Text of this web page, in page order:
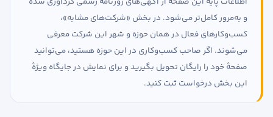
و به‌مرور کامل‌تر می‌شود. در بخش «شرکت‌های مشابه»،
کسب‌وکارهای فعال در همان حوزه و شهر این شرکت معرفی
می‌شوند. اگر صاحب کسب‌وکاری در این حوزه هستید، می‌توانید
صفحهٔ خود را رایگان تحویل بگیرید و برای نمایش در جایگاه ویژهٔ
این بخش درخواست ثبت کنید.